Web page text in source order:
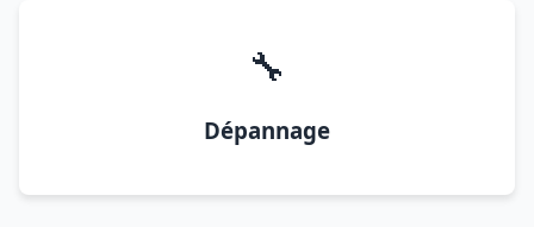
🔧
Dépannage